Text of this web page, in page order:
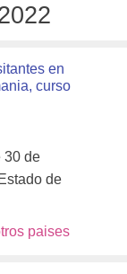
en
curso
30 de
de
paises